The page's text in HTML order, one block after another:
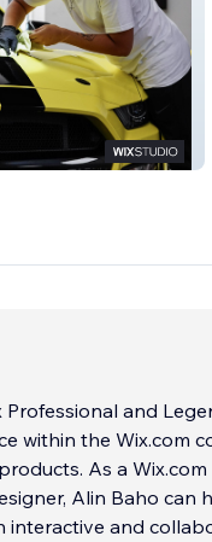
Professional and
within the Wix.com
As a Wix.com
Alin Baho can
interactive and